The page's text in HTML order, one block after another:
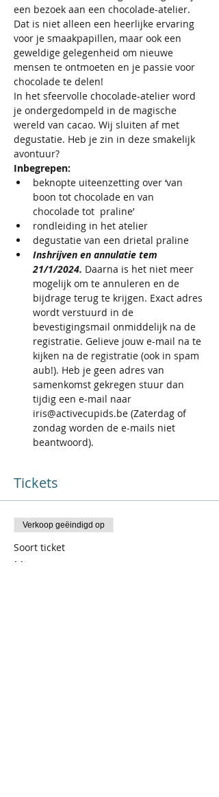
een bezoek aan een chocolade-atelier.
Dat is niet alleen een heerlijke ervaring
voor je smaakpapillen, maar ook een
geweldige gelegenheid om nieuwe
mensen te ontmoeten en je passie voor
chocolade te delen!
In het sfeervolle chocolade-atelier word
je ondergedompeld in de magische
wereld van cacao. Wij sluiten af met
degustatie. Heb je zin in deze smakelijk
avontuur?
Inbegrepen:
beknopte uiteenzetting over ‘van
boon tot chocolade en van
chocolade tot  praline’
rondleiding in het atelier
degustatie van een drietal praline
Inshrijven en annulatie tem
21/1/2024. Daarna is het niet meer
mogelijk om te annuleren en de
bijdrage terug te krijgen. Exact adres
wordt verstuurd in de
bevestigingsmail onmiddelijk na de
registratie. Gelieve jouw e-mail na te
kijken na de registratie (ook in spam
aub!). Heb je geen adres van
samenkomst gekregen stuur dan
tijdig een e-mail naar
iris@activecupids.be (Zaterdag of
zondag worden de e-mails niet
beantwoord).
Tickets
Verkoop geëindigd op
Soort ticket
Hermes - vrouw